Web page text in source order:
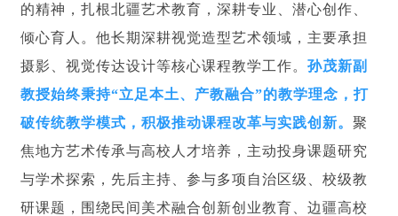
的精神，扎根北疆艺术教育，深耕专业、潜心创作、
倾心育人。他长期深耕视觉造型艺术领域，主要承担
摄影、视觉传达设计等核心课程教学工作。 孙茂新副
教授始终秉持“立足本土、产教融合”的教学理念，打
破传统教学模式，积极推动课程改革与实践创新。 聚
焦地方艺术传承与高校人才培养，主动投身课题研究
与学术探索，先后主持、参与多项自治区级、校级教
研课题，围绕民间美术融合创新创业教育、边疆高校